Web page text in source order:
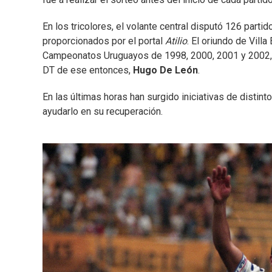
En los tricolores, el volante central disputó 126
proporcionados por el portal Atilio. El oriundo de
Campeonatos Uruguayos de 1998, 2000, 2001 y
DT de ese entonces, Hugo De León.
En las últimas horas han surgido iniciativas de
ayudarlo en su recuperación.